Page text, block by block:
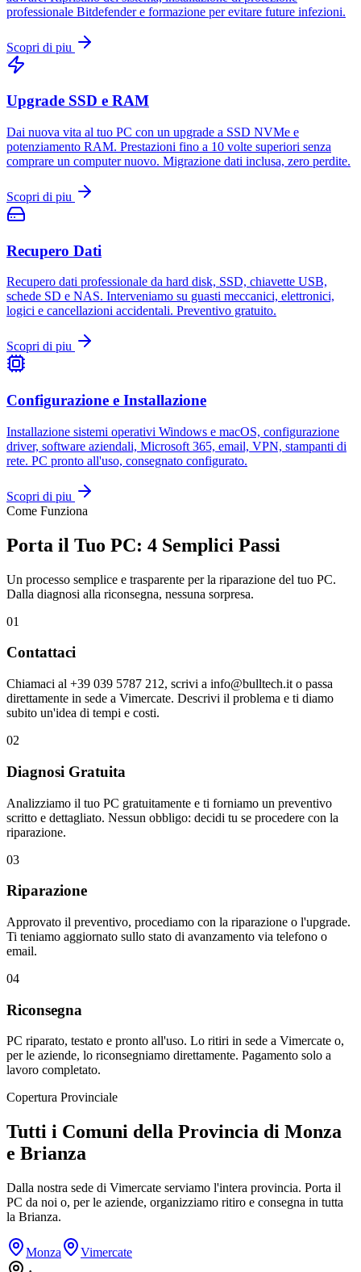
professionale Bitdefender e formazione per evitare future infezioni.
Scopri di piu
Upgrade SSD e RAM
Dai nuova vita al tuo PC con un upgrade a SSD NVMe e
potenziamento RAM. Prestazioni fino a 10 volte superiori senza
comprare un computer nuovo. Migrazione dati inclusa, zero perdite.
Scopri di piu
Recupero Dati
Recupero dati professionale da hard disk, SSD, chiavette USB,
schede SD e NAS. Interveniamo su guasti meccanici, elettronici,
logici e cancellazioni accidentali. Preventivo gratuito.
Scopri di piu
Configurazione e Installazione
Installazione sistemi operativi Windows e macOS, configurazione
driver, software aziendali, Microsoft 365, email, VPN, stampanti di
rete. PC pronto all'uso, consegnato configurato.
Scopri di piu
Come Funziona
Porta il Tuo PC: 4 Semplici Passi
Un processo semplice e trasparente per la riparazione del tuo PC.
Dalla diagnosi alla riconsegna, nessuna sorpresa.
01
Contattaci
Chiamaci al +39 039 5787 212, scrivi a info@bulltech.it o passa
direttamente in sede a Vimercate. Descrivi il problema e ti diamo
subito un'idea di tempi e costi.
02
Diagnosi Gratuita
Analizziamo il tuo PC gratuitamente e ti forniamo un preventivo
scritto e dettagliato. Nessun obbligo: decidi tu se procedere con la
riparazione.
03
Riparazione
Approvato il preventivo, procediamo con la riparazione o l'upgrade.
Ti teniamo aggiornato sullo stato di avanzamento via telefono o
email.
04
Riconsegna
PC riparato, testato e pronto all'uso. Lo ritiri in sede a Vimercate o,
per le aziende, lo riconsegniamo direttamente. Pagamento solo a
lavoro completato.
Copertura Provinciale
Tutti i Comuni della Provincia di Monza
e Brianza
Dalla nostra sede di Vimercate serviamo l'intera provincia. Porta il
PC da noi o, per le aziende, organizziamo ritiro e consegna in tutta
la Brianza.
Monza
Vimercate